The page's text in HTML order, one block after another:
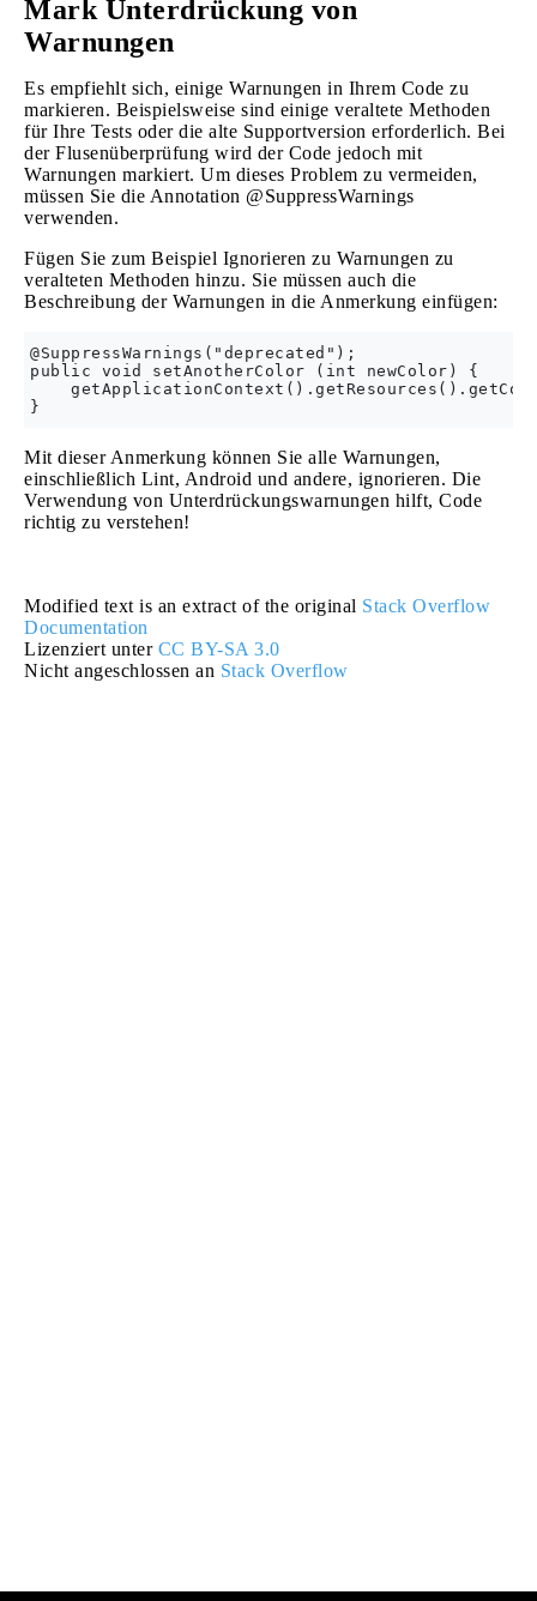
Mark Unterdrückung von
Warnungen
Es empfiehlt sich, einige Warnungen in Ihrem Code zu
markieren. Beispielsweise sind einige veraltete Methoden
für Ihre Tests oder die alte Supportversion erforderlich. Bei
der Flusenüberprüfung wird der Code jedoch mit
Warnungen markiert. Um dieses Problem zu vermeiden,
müssen Sie die Annotation @SuppressWarnings
verwenden.
Fügen Sie zum Beispiel Ignorieren zu Warnungen zu
veralteten Methoden hinzu. Sie müssen auch die
Beschreibung der Warnungen in die Anmerkung einfügen:
@SuppressWarnings("deprecated");
public void setAnotherColor (int newColor) {
Mit dieser Anmerkung können Sie alle Warnungen,
einschließlich Lint, Android und andere, ignorieren. Die
Verwendung von Unterdrückungswarnungen hilft, Code
richtig zu verstehen!
Modified text is an extract of the original Stack Overflow
Documentation
Lizenziert unter CC BY-SA 3.0
Nicht angeschlossen an Stack Overflow